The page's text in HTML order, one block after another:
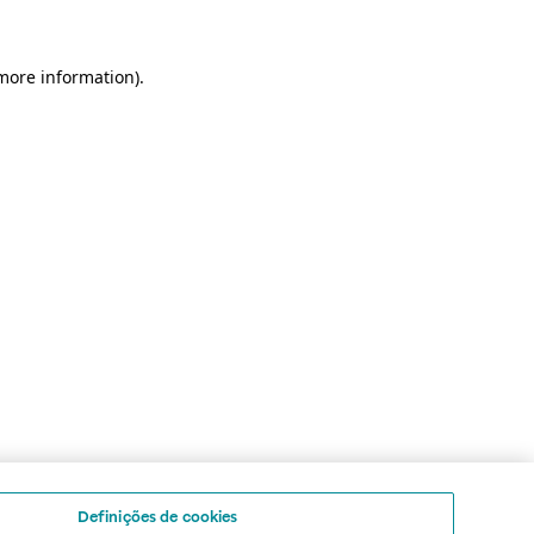
information).
Definições de cookies